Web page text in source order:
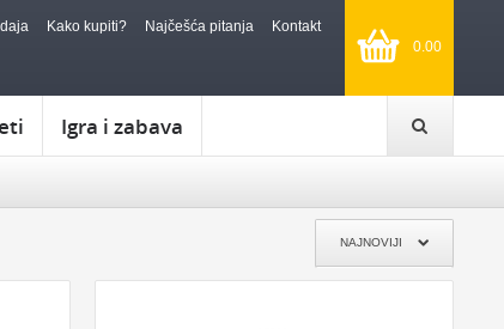
0.00
Kako kupiti? Najčešća pitanja Kontakt
Igra i zabava
POTPUNO NEOZBILJAN
NAJNOVIJI